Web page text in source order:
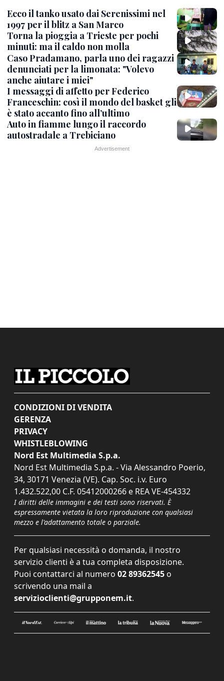
Ecco il tanko usato dai Serenissimi nel
1997 per il blitz a San Marco
Torna la pioggia a Trieste per pochi
minuti: ma il caldo non molla
Caso Pradamano, parla uno dei ragazzi
denunciati per la limonata: "Volevo
anche aiutare i miei"
I messaggi di affetto per Federico
Franceschin: così il mondo del basket gli
è stato accanto fino all’ultimo
Auto in fiamme lungo il raccordo
autostradale a Trebiciano
CONDIZIONI DI VENDITA
GERENZA
PRIVACY
WHISTLEBLOWING
Nord Est Multimedia S.p.a.
Nord Est Multimedia S.p.a. - Via Alessandro Poerio,
34, 30171 Venezia (VE). Cap. Soc. i.v. Euro
1.432.522,00 C.F. 05412000266 e REA VE-454332
I diritti delle immagini e dei testi sono riservati. È
espressamente vietata la loro riproduzione con qualsiasi
mezzo e l'adattamento totale o parziale.
Per qualsiasi necessità o domanda, il nostro
servizio clienti è a tua completa disposizione.
Puoi contattarci al numero 02 89362545 o
scrivendo una mail a
servizioclienti@grupponem.it.